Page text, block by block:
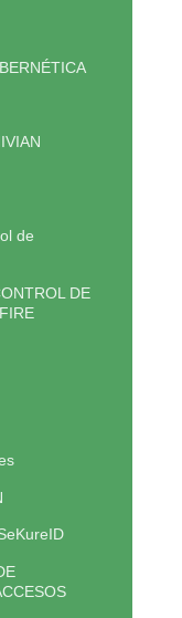
de
DE